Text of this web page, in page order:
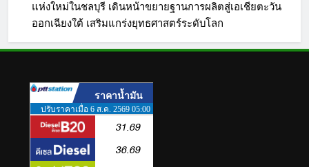
แห่งใหม่ในชลบุรี เดินหน้าขยายฐานการผลิตสู่เอเชียตะวัน
ออกเฉียงใต้ เสริมแกร่งยุทธศาสตร์ระดับโลก